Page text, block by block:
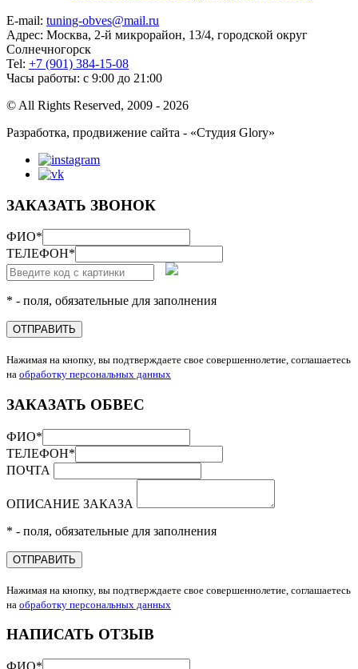
E-mail: tuning-obves@mail.ru
Адрес: Москва, 2-й микрорайон, 13/4, городской округ
Солнечногорск
Tel: +7 (901) 384-15-08
Часы работы: с 9:00 до 21:00
© All Rights Reserved, 2009 - 2026
Разработка, продвижение сайта - «Студия Glory»
ЗАКАЗАТЬ ЗВОНОК
ФИО*
ТЕЛЕФОН*
* - поля, обязательные для заполнения
ОТПРАВИТЬ
Нажимая на кнопку, вы подтверждаете свое совершеннолетие, соглашаетесь
на обработку персональных данных
ЗАКАЗАТЬ ОБВЕС
ФИО*
ТЕЛЕФОН*
ПОЧТА
ОПИСАНИЕ ЗАКАЗА
* - поля, обязательные для заполнения
ОТПРАВИТЬ
Нажимая на кнопку, вы подтверждаете свое совершеннолетие, соглашаетесь
на обработку персональных данных
НАПИСАТЬ ОТЗЫВ
ФИО*